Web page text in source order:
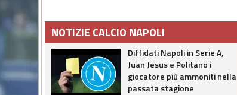
NOTIZIE CALCIO NAPOLI
Diffidati Napoli in Serie A,
Juan Jesus e Politano i
giocatore più ammoniti nella
passata stagione